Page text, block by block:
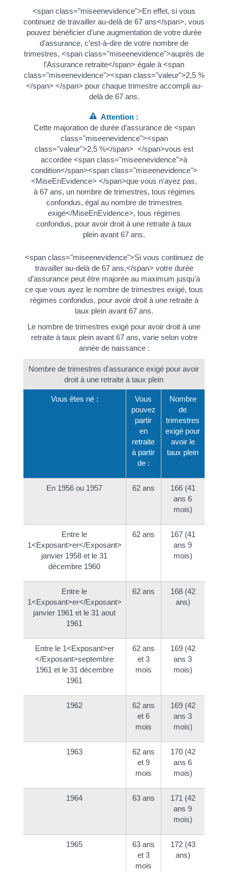
<span class="miseenevidence">En effet, si vous
continuez de travailler au-delà de 67 ans</span>, vous
pouvez bénéficier d’une augmentation de votre durée
d'assurance, c’est-à-dire de votre nombre de
trimestres, <span class="miseenevidence">auprès de
l’Assurance retraite</span> égale à <span
class="miseenevidence"><span class="valeur">2,5 %
</span> </span> pour chaque trimestre accompli au-
delà de 67 ans.
Attention :
Cette majoration de durée d’assurance de <span
class="miseenevidence"><span
class="valeur">2,5 %</span> </span>vous est
accordée <span class="miseenevidence">à
condition</span><span class="miseenevidence">
<MiseEnEvidence> </span>que vous n'ayez pas,
à 67 ans, un nombre de trimestres, tous régimes
confondus, égal au nombre de trimestres
exigé</MiseEnEvidence>, tous régimes
confondus, pour avoir droit à une retraite à taux
plein avant 67 ans.
<span class="miseenevidence">Si vous continuez de
travailler au-delà de 67 ans,</span> votre durée
d’assurance peut être majorée au maximum jusqu’à
ce que vous ayez le nombre de trimestres exigé, tous
régimes confondus, pour avoir droit à une retraite à
taux plein avant 67 ans.
Le nombre de trimestres exigé pour avoir droit à une
retraite à taux plein avant 67 ans, varie selon votre
année de naissance :
Nombre de trimestres d'assurance exigé pour avoir
droit à une retraite à taux plein
Vous êtes né :
Vous
pouvez
partir
en
retraite
à partir
de :
Nombre
de
trimestres
exigé pour
avoir le
taux plein
En 1956 ou 1957 62 ans
166 (41
ans 6
mois)
Entre le
1<Exposant>er</Exposant>
janvier 1958 et le 31
décembre 1960
62 ans
167 (41
ans 9
mois)
Entre le
1<Exposant>er</Exposant>
janvier 1961 et le 31 aout
1961
62 ans
168 (42
ans)
Entre le 1<Exposant>er
</Exposant>septembre
1961 et le 31 décembre
1961
62 ans
et 3
mois
169 (42
ans 3
mois)
1962
62 ans
et 6
mois
169 (42
ans 3
mois)
1963
62 ans
et 9
mois
170 (42
ans 6
mois)
1964 63 ans
171 (42
ans 9
mois)
1965
63 ans
et 3
mois
172 (43
ans)